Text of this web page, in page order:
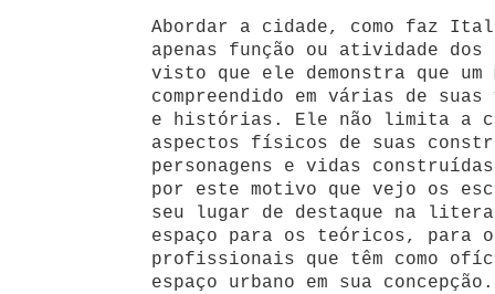
Abordar a cidade, como faz
apenas função ou atividade
visto que ele demonstra que um
compreendido em várias de
e histórias. Ele não limita a
aspectos físicos de suas
personagens e vidas
por este motivo que vejo os
seu lugar de destaque na
espaço para os teóricos, para
profissionais que têm como
espaço urbano em sua concepção.